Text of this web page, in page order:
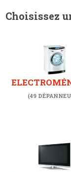
Choisissez
(49